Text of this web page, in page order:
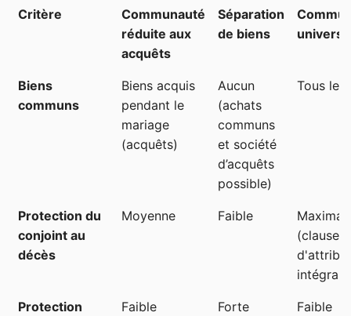
Critère
Communauté
réduite aux
acquêts
Séparation
de biens
Biens
communs
Biens acquis
pendant le
mariage
(acquêts)
Aucun
(achats
communs
et société
d’acquêts
possible)
Tous les
Protection du
conjoint au
décès
Moyenne Faible
(clause
Protection
Faible Forte Faible